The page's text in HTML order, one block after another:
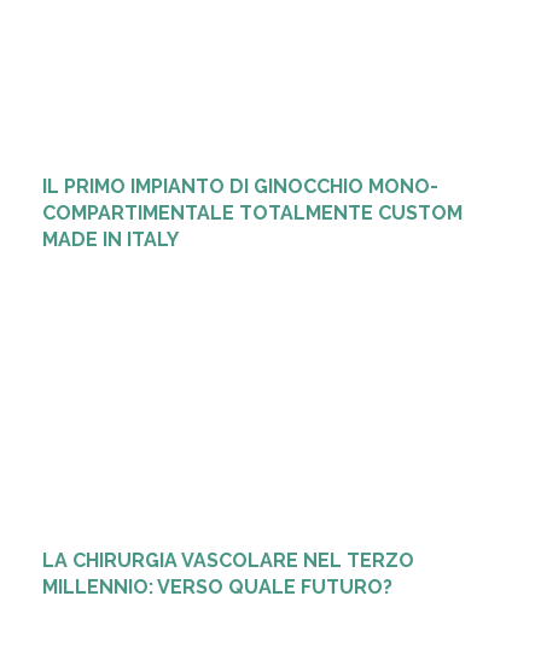
IL PRIMO IMPIANTO DI GINOCCHIO MONO-
COMPARTIMENTALE TOTALMENTE CUSTOM
MADE IN ITALY
LA CHIRURGIA VASCOLARE NEL TERZO
MILLENNIO: VERSO QUALE FUTURO?